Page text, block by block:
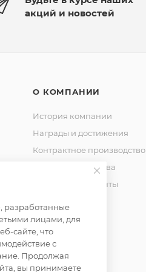
акций и новостей
О КОМПАНИИ
История компании
Награды и достижения
Контрактное производство
Стандарты качества
Уставные документы
разработанные
лицами, для
сайте, что
с
Продолжая
вы принимаете